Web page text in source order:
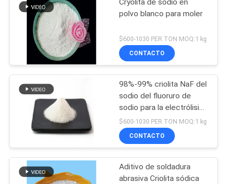
Cryolita de sodio en
polvo blanco para moler
$600-1030 PER TON MOQ:1 kg
CONTACTO
98%-99% criolita NaF del
sodio del fluoruro de
sodio para la electrólisis
de aluminio
$600-1030 PER TON MOQ:1 kg
CONTACTO
Aditivo de soldadura
abrasiva Criolita sódica